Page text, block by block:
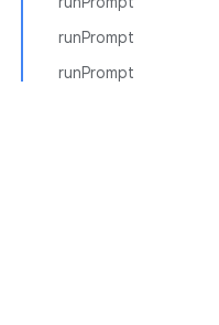
runPrompt
runPrompt